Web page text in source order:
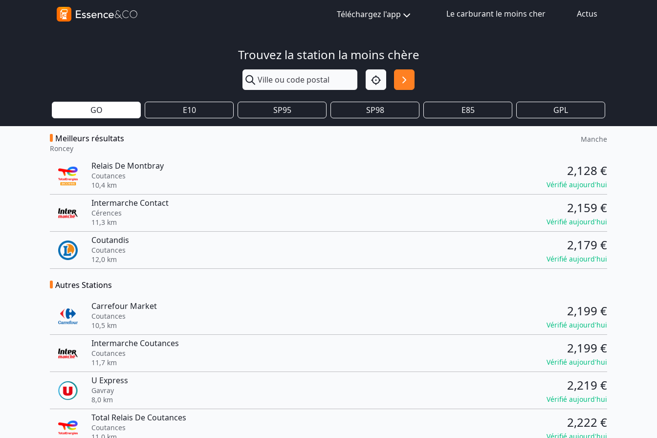
Téléchargez l'app Le carburant le moins cher Actus
Trouvez la station la moins chère
GO E10 SP95 SP98 E85 GPL
Meilleurs résultats
Roncey
Manche
Relais De Montbray
Coutances
10,4 km
2,128 €
Vérifié aujourd'hui
Intermarche Contact
Cérences
11,3 km
2,159 €
Vérifié aujourd'hui
Coutandis
Coutances
12,0 km
2,179 €
Vérifié aujourd'hui
Autres Stations
Carrefour Market
Coutances
10,5 km
2,199 €
Vérifié aujourd'hui
Intermarche Coutances
Coutances
11,7 km
2,199 €
Vérifié aujourd'hui
U Express
Gavray
8,0 km
2,219 €
Vérifié aujourd'hui
Total Relais De Coutances
Coutances
2,222 €